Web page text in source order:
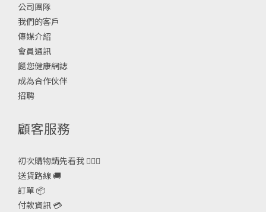
公司團隊
我們的客戶
傳媒介紹
會員通訊
餸您健康網誌
成為合作伙伴
招聘
顧客服務
初次購物請先看我 🙋🏻‍♀️
送貨路線 🚚
訂單 📦
付款資訊 💳